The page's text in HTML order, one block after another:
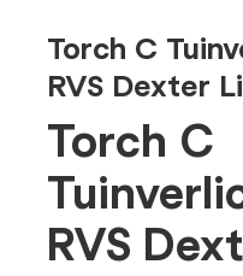
Torch C
RVS Dexter
Torch C
RVS